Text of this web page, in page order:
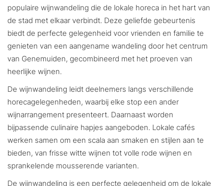
populaire wijnwandeling die de lokale horeca in het hart van
de stad met elkaar verbindt. Deze geliefde gebeurtenis
biedt de perfecte gelegenheid voor vrienden en familie te
genieten van een aangename wandeling door het centrum
van Genemuiden, gecombineerd met het proeven van
heerlijke wijnen.
De wijnwandeling leidt deelnemers langs verschillende
horecagelegenheden, waarbij elke stop een ander
wijnarrangement presenteert. Daarnaast worden
bijpassende culinaire hapjes aangeboden. Lokale cafés
werken samen om een scala aan smaken en stijlen aan te
bieden, van frisse witte wijnen tot volle rode wijnen en
sprankelende mousserende varianten.
De wijnwandeling is een perfecte gelegenheid om de lokale